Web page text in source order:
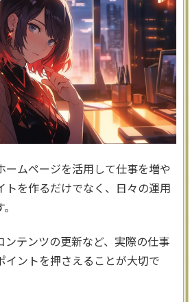
ームページを活用して仕事を増や
トを作るだけでなく、日々の運用
ンテンツの更新など、実際の仕事
イントを押さえることが大切で